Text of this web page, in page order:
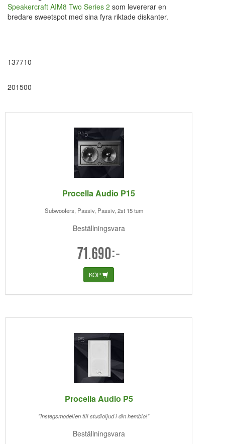
Speakercraft AIM8 Two Series 2 som levererar en
bredare sweetspot med sina fyra riktade diskanter.
137710
201500
Procella Audio P15
Subwoofers, Passiv, Passiv, 2st 15 tum
Beställningsvara
71.690:-
KÖP
Procella Audio P5
"Instegsmodellen till studioljud i din hembio!"
Beställningsvara